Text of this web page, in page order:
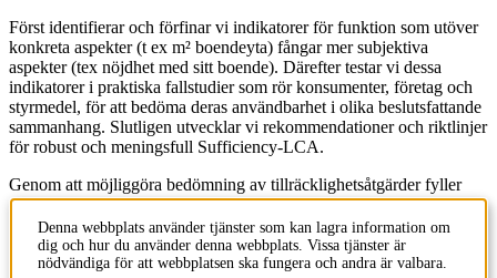
Först identifierar och förfinar vi indikatorer för funktion som utöver
konkreta aspekter (t ex m² boendeyta) fångar mer subjektiva
aspekter (tex nöjdhet med sitt boende). Därefter testar vi dessa
indikatorer i praktiska fallstudier som rör konsumenter, företag och
styrmedel, för att bedöma deras användbarhet i olika beslutsfattande
sammanhang. Slutligen utvecklar vi rekommendationer och riktlinjer
för robust och meningsfull Sufficiency-LCA.
Genom att möjliggöra bedömning av tillräcklighetsåtgärder fyller
forskningsprojektet en viktig lucka inom hållbarhetsvetenskapen.
Det utgör ett betydande bidrag till globala åtaganden för att uppnå
miljömässig hållbarhet och ökat mänskligt välbefinnande.
Denna webbplats använder tjänster som kan lagra information om
dig och hur du använder denna webbplats. Vissa tjänster är
nödvändiga för att webbplatsen ska fungera och andra är valbara.